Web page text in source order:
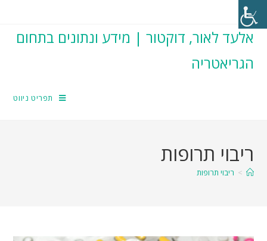
אלעד לאור, דוקטור | מידע ונתונים בתחום
הגריאטריה
תפריט ניווט
ריבוי תרופות
> ריבוי תרופות